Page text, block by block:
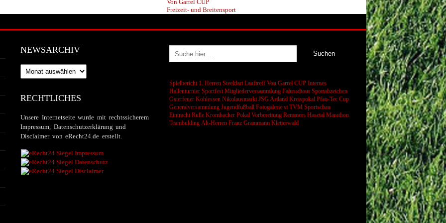
Von Garrel CUP
Freizeit- und Breitensport
NEWSARCHIV
Newsarchiv
RECHTLICHES
Unsere Internetseite wurde mit rechtssicherem
Impressum, Datenschutzerklärung und
Disclaimer von eRecht24.de erstellt.
Spielbericht 1. Herren Steeldart Lauftreff Von Garrel CUP Internes
Hallenturnier Sportfest Mitgliederversammlung Fahrradtour Sportabzeichen
Osterfeuer Kohlessen Nikolausmarkt JSG Artland Kreispokal Pfau-Tec Cup
Generalversammlung Jugendfußball Fotogalerie st TVM Sportschau
Eintracht Rulle Krombacher Pokal Vorbereitung Remmers Hasetal Marathon
Teambulding Alt-Herren Franz Grammann Kletterwald